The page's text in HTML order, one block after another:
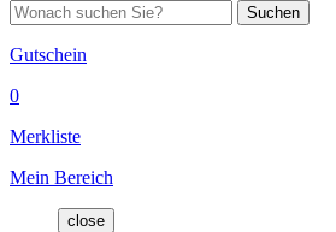
Suchen
Gutschein
0
Merkliste
Mein Bereich
close